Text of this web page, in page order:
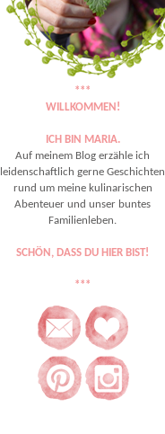
***
WILLKOMMEN!
ICH BIN MARIA.
Auf meinem Blog erzähle ich
leidenschaftlich gerne Geschichten
rund um meine kulinarischen
Abenteuer und unser buntes
Familienleben.
SCHÖN, DASS DU HIER BIST!
***